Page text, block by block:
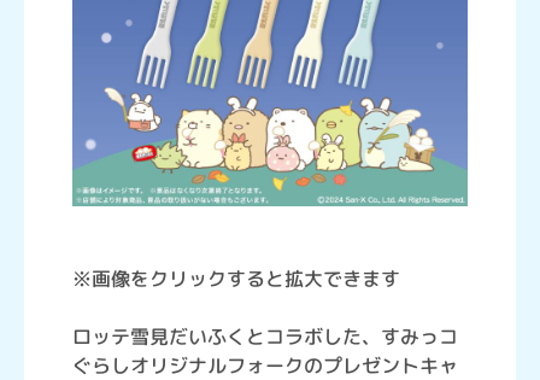
※画像をクリックすると拡大できます
ロッテ雪見だいふくとコラボした、すみっコ
ぐらしオリジナルフォークのプレゼントキャ